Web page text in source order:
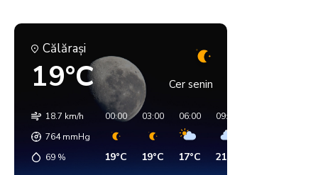
Călăraşi
19°C Cer senin
18.7 km/h
764mmHg
69 %
00:00
19°C
03:00
19°C
06:00
17°C
09:00
21°C